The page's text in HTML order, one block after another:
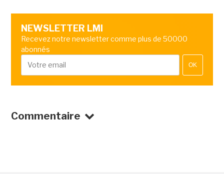
NEWSLETTER LMI
Recevez notre newsletter comme plus de 50000
abonnés
OK
Commentaire